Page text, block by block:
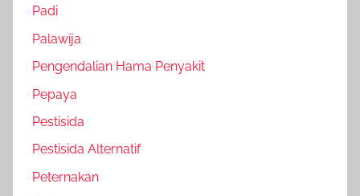
Padi
Palawija
Pengendalian Hama Penyakit
Pepaya
Pestisida
Pestisida Alternatif
Peternakan